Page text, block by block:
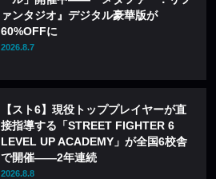
ァンタジオ』デジタル豪華版が
60%OFFに
2026.8.7
【スト6】現役トッププレイヤーが直
接指導する「STREET FIGHTER 6
LEVEL UP ACADEMY」が全国6校舎
で開催——2年連続
2026.8.8